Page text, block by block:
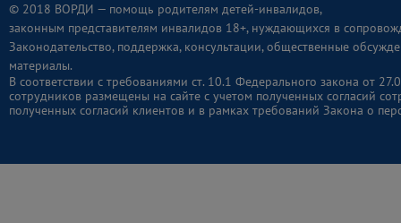
© 2018 ВОРДИ — помощь родителям детей-инвалидов,
законным представителям инвалидов 18+, нуждающихся в
Законодательство, поддержка, консультации, общественные
материалы.
В соответствии с требованиями ст. 10.1 Федерального закона от
сотрудников размещены на сайте с учетом полученных согласий
полученных согласий клиентов и в рамках требований Закона о